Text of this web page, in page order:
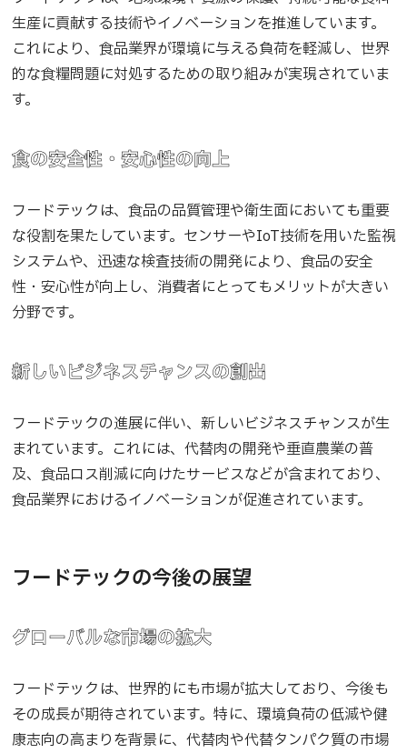
生産に貢献する技術やイノベーションを推進しています。
これにより、食品業界が環境に与える負荷を軽減し、世界
的な食糧問題に対処するための取り組みが実現されていま
す。
食の安全性・安心性の向上
フードテックは、食品の品質管理や衛生面においても重要
な役割を果たしています。センサーやIoT技術を用いた監視
システムや、迅速な検査技術の開発により、食品の安全
性・安心性が向上し、消費者にとってもメリットが大きい
分野です。
新しいビジネスチャンスの創出
フードテックの進展に伴い、新しいビジネスチャンスが生
まれています。これには、代替肉の開発や垂直農業の普
及、食品ロス削減に向けたサービスなどが含まれており、
食品業界におけるイノベーションが促進されています。
フードテックの今後の展望
グローバルな市場の拡大
フードテックは、世界的にも市場が拡大しており、今後も
その成長が期待されています。特に、環境負荷の低減や健
康志向の高まりを背景に、代替肉や代替タンパク質の市場